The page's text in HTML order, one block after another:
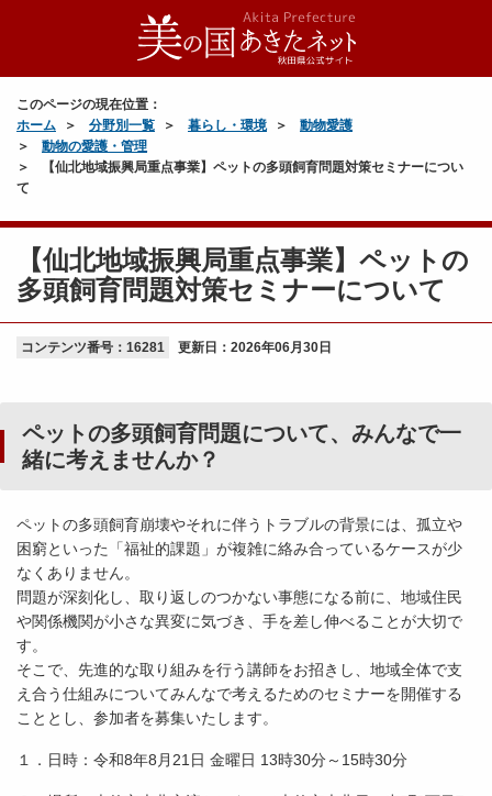
このページの現在位置：
ホーム
分野別一覧 暮らし・環境
動物愛護
動物の愛護・管理
【仙北地域振興局重点事業】ペットの多頭飼育問題対策セミナーについ
て
【仙北地域振興局重点事業】ペットの
多頭飼育問題対策セミナーについて
コンテンツ番号：16281 更新日： 2026年06月30日
ペットの多頭飼育問題について、みんなで一
緒に考えませんか？
ペットの多頭飼育崩壊やそれに伴うトラブルの背景には、孤立や
困窮といった「福祉的課題」が複雑に絡み合っているケースが少
なくありません。
問題が深刻化し、取り返しのつかない事態になる前に、地域住民
や関係機関が小さな異変に気づき、手を差し伸べることが大切で
す。
そこで、先進的な取り組みを行う講師をお招きし、地域全体で支
え合う仕組みについてみんなで考えるためのセミナーを開催する
こととし、参加者を募集いたします。
１．日時：令和8年8月21日 金曜日 13時30分～15時30分